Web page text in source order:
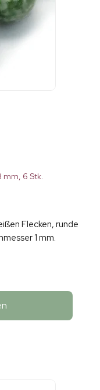
mm, 6 Stk.
Flecken, runde
1 mm.